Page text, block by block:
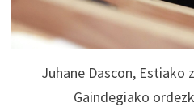
Juhane Dascon, Estiako
Gaindegiako